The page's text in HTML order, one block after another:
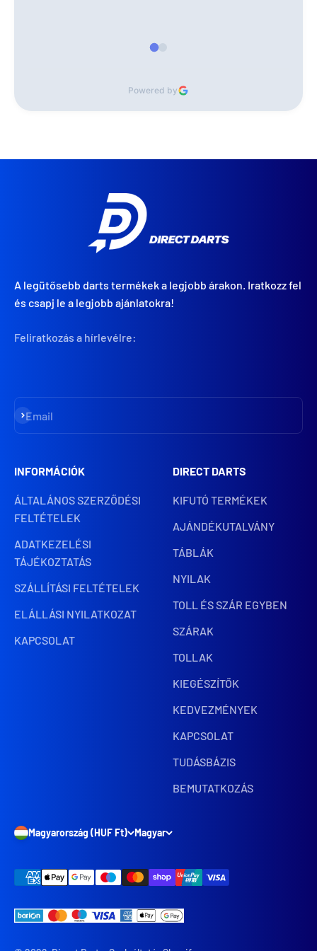
Powered by
A legütősebb darts termékek a legjobb árakon. Iratkozz fel
és csapj le a legjobb ajánlatokra!
Feliratkozás a hírlevélre:
Email
Iratkozz fel
INFORMÁCIÓK
ÁLTALÁNOS SZERZŐDÉSI
FELTÉTELEK
ADATKEZELÉSI
TÁJÉKOZTATÁS
SZÁLLÍTÁSI FELTÉTELEK
ELÁLLÁSI NYILATKOZAT
KAPCSOLAT
DIRECT DARTS
KIFUTÓ TERMÉKEK
AJÁNDÉKUTALVÁNY
TÁBLÁK
NYILAK
TOLL ÉS SZÁR EGYBEN
SZÁRAK
TOLLAK
KIEGÉSZÍTŐK
KEDVEZMÉNYEK
KAPCSOLAT
TUDÁSBÁZIS
BEMUTATKOZÁS
Magyarország (HUF Ft) Magyar